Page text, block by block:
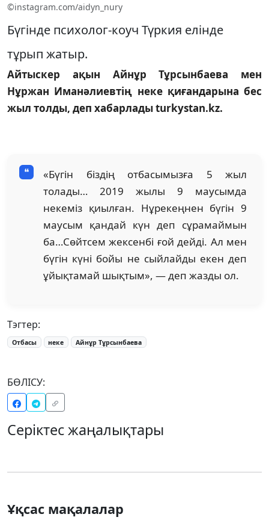
©instagram.com/aidyn_nury
Бүгінде психолог-коуч Түркия елінде
тұрып жатыр.
Айтыскер ақын Айнұр Тұрсынбаева мен
Нұржан Иманәлиевтің неке қиғандарына бес
жыл толды, деп хабарлады turkystan.kz.
«Бүгін біздің отбасымызға 5 жыл
толады… 2019 жылы 9 маусымда
некеміз қиылған. Нұрекеңнен бүгін 9
маусым қандай күн деп сұрамаймын
ба…Сөйтсем жексенбі ғой дейді. Ал мен
бүгін күні бойы не сыйлайды екен деп
ұйықтамай шықтым», — деп жазды ол.
Тэгтер:
Отбасы неке Айнұр Тұрсынбаева
БӨЛІСУ:
Серіктес жаңалықтары
Ұқсас мақалалар